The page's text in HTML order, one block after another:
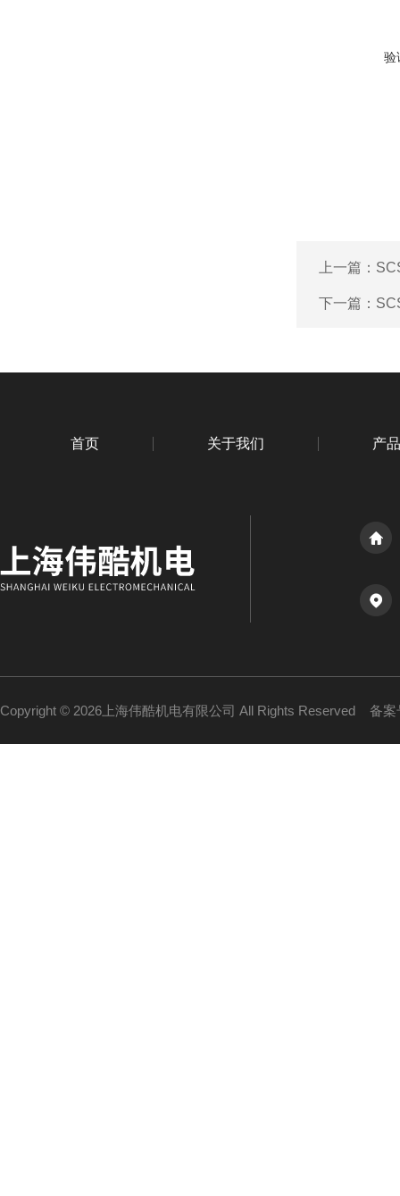
验
上一篇：
下一篇：
首页 关于我们 产
Copyright © 2026上海伟酷机电有限公司 All Rights Reserved 备案